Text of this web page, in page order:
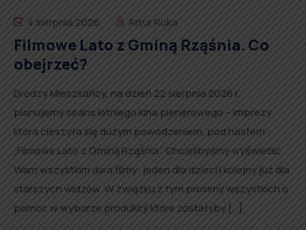
4 sierpnia 2026 Artur Ruka
Filmowe Lato z Gminą Rząśnia. Co
obejrzeć?
Drodzy Mieszkańcy, na dzień 22 sierpnia 2026 r.
planujemy seans letniego kina plenerowego – imprezy
która cieszyła się dużym powodzeniem, pod hasłem
„Filmowe Lato z Gminą Rząśnia”. Chcielibyśmy wyświetlić
Wam wszystkim dwa filmy: jeden dla dzieci i kolejny już dla
starszych widzów. W związku z tym prosimy wszystkich o
pomoc w wyborze produkcji które zostałyby […]